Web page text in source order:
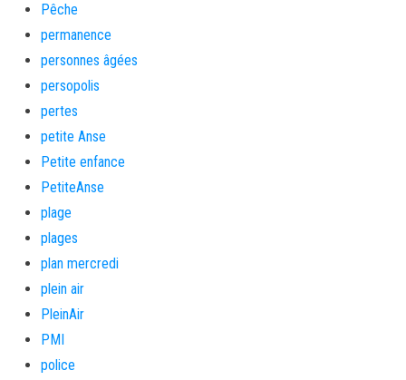
Pêche
permanence
personnes âgées
persopolis
pertes
petite Anse
Petite enfance
PetiteAnse
plage
plages
plan mercredi
plein air
PleinAir
PMI
police